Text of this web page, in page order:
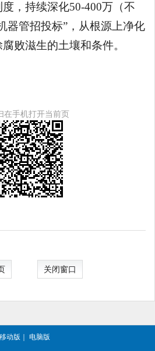
，持续深化50-400万（不
器管招投标”，从根源上净化
败滋生的土壤和条件。
在手机打开当前页
关闭窗口
移动版 电脑版